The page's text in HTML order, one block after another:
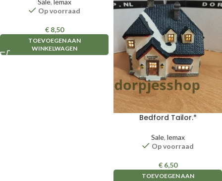
Sale, lemax
Op voorraad
€8,50
TOEVOEGEN AAN
WINKELWAGEN
Bedford Tailor.*
Sale, lemax
Op voorraad
€6,50
TOEVOEGEN AAN